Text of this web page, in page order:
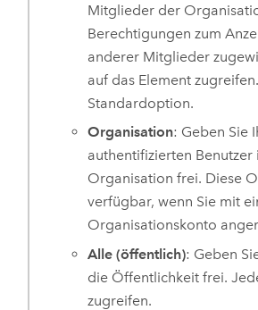
Mitglieder der
Berechtigungen zum
anderer Mitglieder
auf das Element
Standardoption.
Organisation: Geben Sie
authentifizierten Benutzer
Organisation frei. Diese
verfügbar, wenn Sie mit
Organisationskonto
Alle (öffentlich): Geben
die Öffentlichkeit frei.
zugreifen.